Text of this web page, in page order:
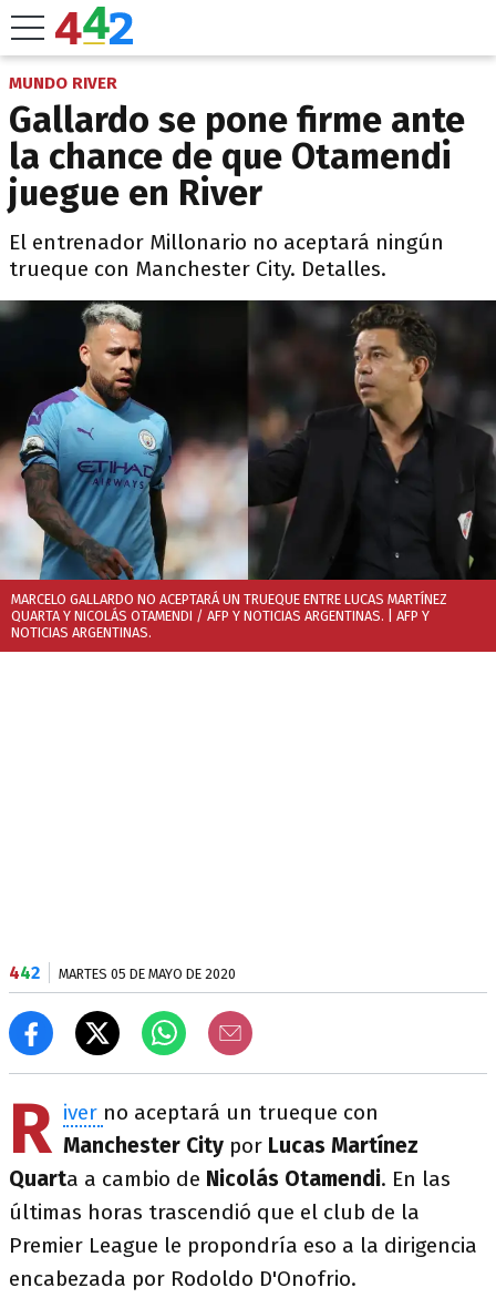
MUNDO RIVER
Gallardo se pone firme ante
la chance de que Otamendi
juegue en River
El entrenador Millonario no aceptará ningún
trueque con Manchester City. Detalles.
MARCELO GALLARDO NO ACEPTARÁ UN TRUEQUE ENTRE LUCAS MARTÍNEZ
QUARTA Y NICOLÁS OTAMENDI / AFP Y NOTICIAS ARGENTINAS. | AFP Y
NOTICIAS ARGENTINAS.
442 MARTES 05 DE MAYO DE 2020
R iver no aceptará un trueque con
Manchester City por Lucas Martínez
Quarta a cambio de Nicolás Otamendi. En las
últimas horas trascendió que el club de la
Premier League le propondría eso a la dirigencia
encabezada por Rodoldo D'Onofrio.